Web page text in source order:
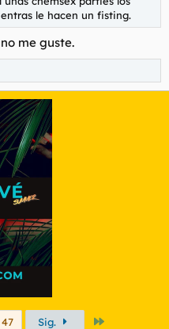
le hacen un fisting.
me guste.
Sig.